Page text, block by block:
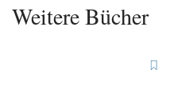
Weitere Bücher